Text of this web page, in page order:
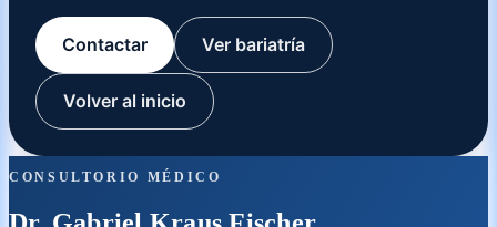
Contactar Ver bariatría
Volver al inicio
CONSULTORIO MÉDICO